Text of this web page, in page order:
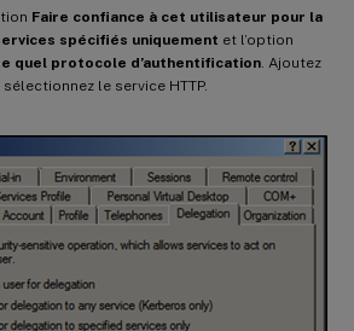
Faire confiance à cet utilisateur pour la
spécifiés uniquement et l’option
quel protocole d’authentification. Ajoutez
le service HTTP.